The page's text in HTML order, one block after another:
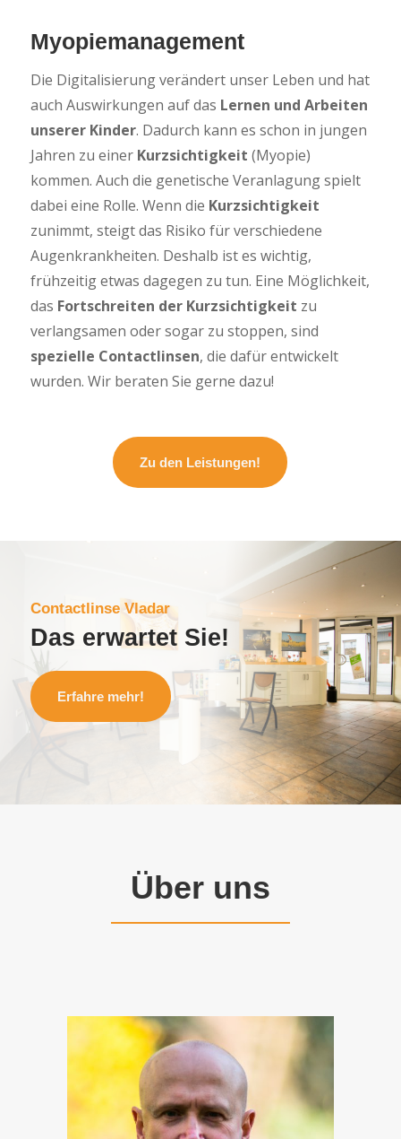
Myopiemanagement
Die Digitalisierung verändert unser Leben und hat
auch Auswirkungen auf das Lernen und Arbeiten
unserer Kinder. Dadurch kann es schon in jungen
Jahren zu einer Kurzsichtigkeit (Myopie)
kommen. Auch die genetische Veranlagung spielt
dabei eine Rolle. Wenn die Kurzsichtigkeit
zunimmt, steigt das Risiko für verschiedene
Augenkrankheiten. Deshalb ist es wichtig,
frühzeitig etwas dagegen zu tun. Eine Möglichkeit,
das Fortschreiten der Kurzsichtigkeit zu
verlangsamen oder sogar zu stoppen, sind
spezielle Contactlinsen, die dafür entwickelt
wurden. Wir beraten Sie gerne dazu!
Zu den Leistungen!
Contactlinse Vladar
Das erwartet Sie!
Erfahre mehr!
Über uns